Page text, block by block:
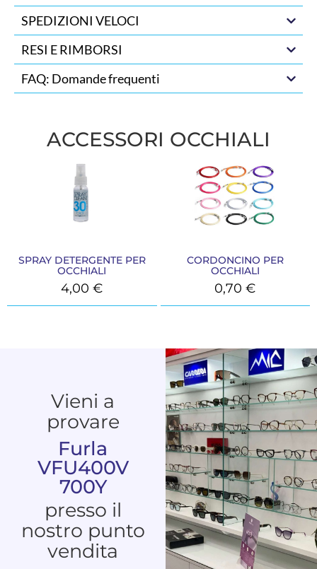
SPEDIZIONI VELOCI
RESI E RIMBORSI
FAQ: Domande frequenti
ACCESSORI OCCHIALI
SPRAY DETERGENTE PER
OCCHIALI
4,00€
CORDONCINO PER
OCCHIALI
0,70€
Vieni a
provare
Furla
VFU400V
700Y
presso il
nostro punto
vendita